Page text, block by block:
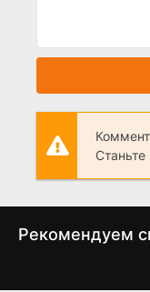
Рекомендуем